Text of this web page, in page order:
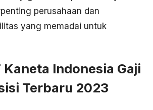
perusahaan dan
yang memadai untuk
Kaneta Indonesia Gaji
Terbaru 2023